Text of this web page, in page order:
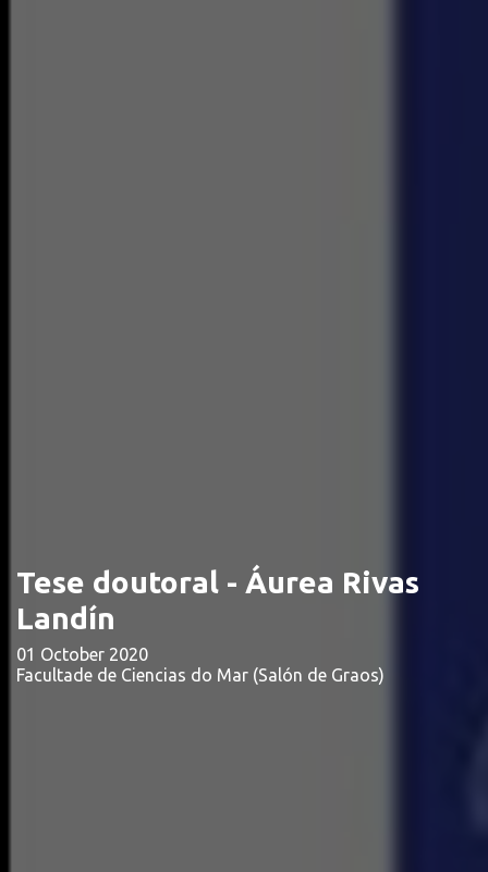
Tese doutoral - Áurea Rivas
Landín
01 October 2020
Facultade de Ciencias do Mar (Salón de Graos)